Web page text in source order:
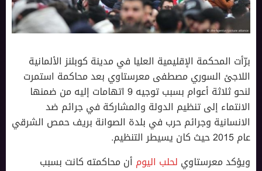
برّأت المحكمة الإقليمية العليا في مدينة كوبلنز الألمانية
اللاجئ السوري مصطفى معرستاوي بعد محاكمة استمرت
لنحو ثلاثة أعوام بسبب توجيه 9 اتهامات إليه من ضمنها
الانتماء إلى تنظيم الدولة والمشاركة في جرائم ضد
الانسانية وجرائم حرب في بلدة الصوانة بريف حمص الشرقي
عام 2015 حيث كان يسيطر التنظيم.
ويؤكد معرستاوي لحلب اليوم أن محاكمته كانت بسبب